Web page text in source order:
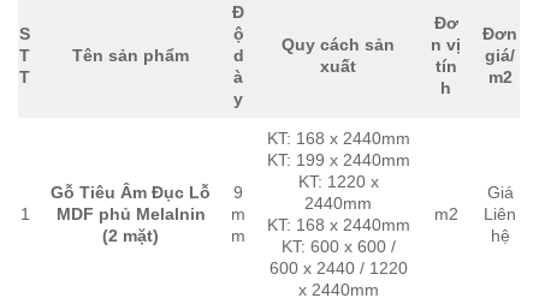
S
T
T
Tên sản phẩm
Đ
ộ
d
à
y
Quy cách sản
xuất
Đơ
n vị
tín
h
Đơn
giá/
m2
1
Gỗ Tiêu Âm Đục Lỗ
MDF phủ Melalnin
(2 mặt)
9
m
m
KT: 168 x 2440mm
KT: 199 x 2440mm
KT: 1220 x
2440mm
KT: 168 x 2440mm
KT: 600 x 600 /
600 x 2440 / 1220
x 2440mm
m2
Giá
Liên
hệ